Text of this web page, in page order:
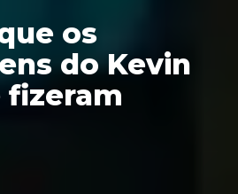
os
do Kevin
fizeram